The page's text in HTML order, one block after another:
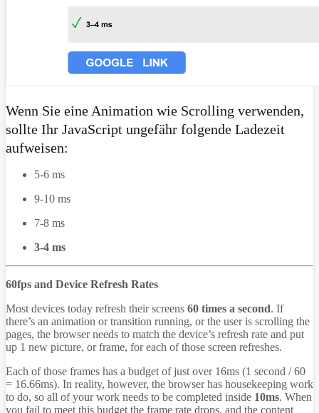
Wenn Sie eine Animation wie Scrolling verwenden,
sollte Ihr JavaScript ungefähr folgende Ladezeit
aufweisen:
5-6 ms
9-10 ms
7-8 ms
3-4 ms
60fps and Device Refresh Rates
Most devices today refresh their screens 60 times a second. If
there’s an animation or transition running, or the user is scrolling the
pages, the browser needs to match the device’s refresh rate and put
up 1 new picture, or frame, for each of those screen refreshes.
Each of those frames has a budget of just over 16ms (1 second / 60
= 16.66ms). In reality, however, the browser has housekeeping work
to do, so all of your work needs to be completed inside 10ms. When
you fail to meet this budget the frame rate drops, and the content